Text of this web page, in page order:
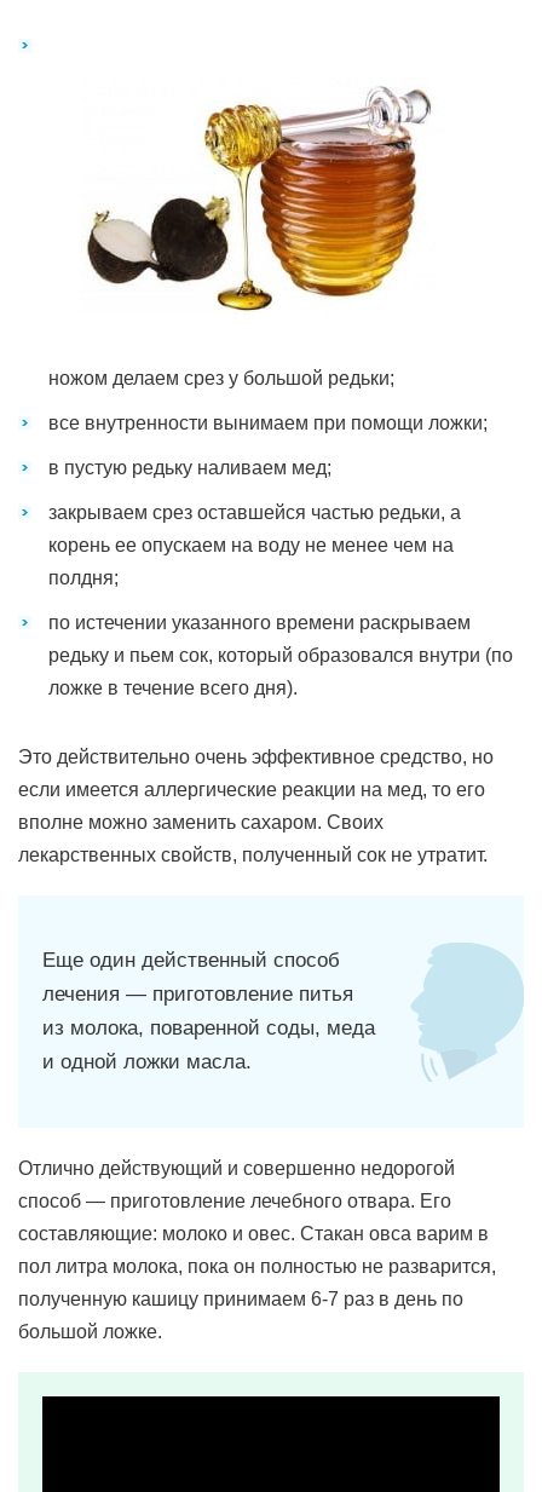
ножом делаем срез у большой редьки;
все внутренности вынимаем при помощи ложки;
в пустую редьку наливаем мед;
закрываем срез оставшейся частью редьки, а
корень ее опускаем на воду не менее чем на
полдня;
по истечении указанного времени раскрываем
редьку и пьем сок, который образовался внутри (по
ложке в течение всего дня).
Это действительно очень эффективное средство, но
если имеется аллергические реакции на мед, то его
вполне можно заменить сахаром. Своих
лекарственных свойств, полученный сок не утратит.
Еще один действенный способ
лечения — приготовление питья
из молока, поваренной соды, меда
и одной ложки масла.
Отлично действующий и совершенно недорогой
способ — приготовление лечебного отвара. Его
составляющие: молоко и овес. Стакан овса варим в
пол литра молока, пока он полностью не разварится,
полученную кашицу принимаем 6-7 раз в день по
большой ложке.